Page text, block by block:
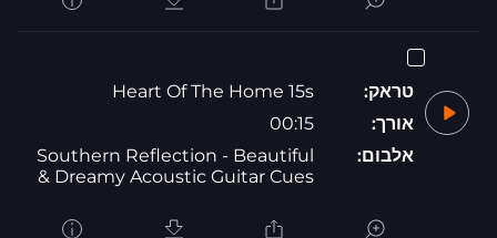
טראק:
Heart Of The Home 15s
אורך:
00:15
אלבום:
Southern Reflection - Beautiful
& Dreamy Acoustic Guitar Cues